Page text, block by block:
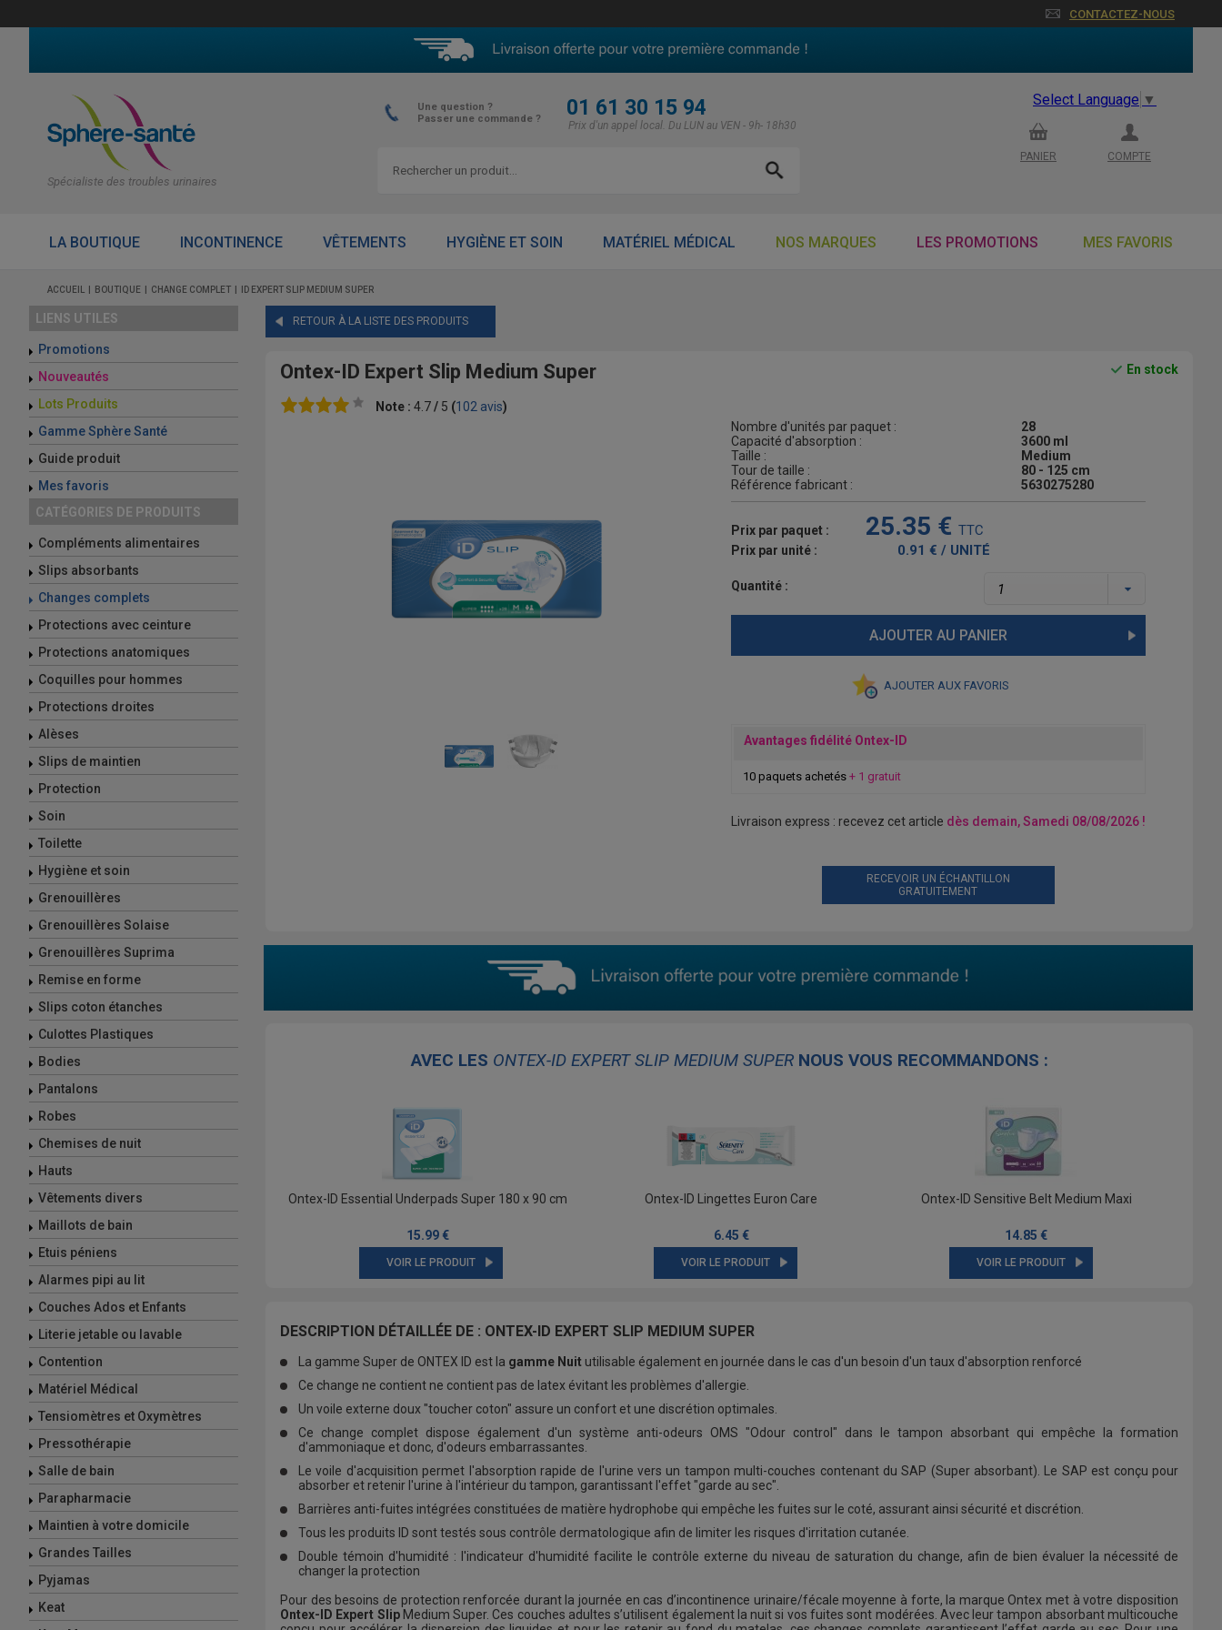
CONTACTEZ-NOUS
Spécialiste des troubles urinaires
Une question ?
Passer une commande ?
01 61 30 15 94
Prix d'un appel local. Du LUN au VEN - 9h- 18h30
Select Language ▼
PANIER COMPTE
LA BOUTIQUE INCONTINENCE VÊTEMENTS HYGIÈNE ET SOIN MATÉRIEL MÉDICAL NOS MARQUES LES PROMOTIONS MES FAVORIS
ACCUEIL BOUTIQUE CHANGE COMPLET ID EXPERT SLIP MEDIUM SUPER
LIENS UTILES
Promotions
Nouveautés
Lots Produits
Gamme Sphère Santé
Guide produit
Mes favoris
CATÉGORIES DE PRODUITS
Compléments alimentaires
Slips absorbants
Changes complets
Protections avec ceinture
Protections anatomiques
Coquilles pour hommes
Protections droites
Alèses
Slips de maintien
Protection
Soin
Toilette
Hygiène et soin
Grenouillères
Grenouillères Solaise
Grenouillères Suprima
Remise en forme
Slips coton étanches
Culottes Plastiques
Bodies
Pantalons
Robes
Chemises de nuit
Hauts
Vêtements divers
Maillots de bain
Etuis péniens
Alarmes pipi au lit
Couches Ados et Enfants
Literie jetable ou lavable
Contention
Matériel Médical
Tensiomètres et Oxymètres
Pressothérapie
Salle de bain
Parapharmacie
Maintien à votre domicile
Grandes Tailles
Pyjamas
Keat
RETOUR À LA LISTE DES PRODUITS
En stock
Ontex-ID Expert Slip Medium Super
Note : 4.7/ 5 (102 avis)
Nombre d'unités par paquet :
28
Capacité d'absorption :
3600 ml
Taille :
Medium
Tour de taille :
80 - 125 cm
Référence fabricant :
5630275280
Prix par paquet : 25.35 € TTC
Prix par unité : 0.91 € / UNITÉ
Quantité :
AJOUTER AU PANIER
AJOUTER AUX FAVORIS
Avantages fidélité Ontex-ID
10 paquets achetés + 1 gratuit
Livraison express : recevez cet article dès demain, Samedi 08/08/2026 !
RECEVOIR UN ÉCHANTILLON
GRATUITEMENT
AVEC LES ONTEX-ID EXPERT SLIP MEDIUM SUPERNOUS VOUS RECOMMANDONS :
Ontex-ID Essential Underpads Super 180 x 90 cm
15.99 €
VOIR LE PRODUIT
Ontex-ID Lingettes Euron Care
6.45 €
VOIR LE PRODUIT
Ontex-ID Sensitive Belt Medium Maxi
14.85 €
VOIR LE PRODUIT
DESCRIPTION DÉTAILLÉE DE : ONTEX-ID EXPERT SLIP MEDIUM SUPER
La gamme Super de ONTEX ID est la gamme Nuit utilisable également en journée dans le cas d'un besoin d'un taux d'absorption renforcé
Ce change ne contient ne contient pas de latex évitant les problèmes d'allergie.
Un voile externe doux "toucher coton" assure un confort et une discrétion optimales.
Ce change complet dispose également d'un système anti-odeurs OMS "Odour control" dans le tampon absorbant qui empêche la formation
d'ammoniaque et donc, d'odeurs embarrassantes.
Le voile d'acquisition permet l'absorption rapide de l'urine vers un tampon multi-couches contenant du SAP (Super absorbant). Le SAP est conçu pour
absorber et retenir l'urine à l'intérieur du tampon, garantissant l'effet "garde au sec".
Barrières anti-fuites intégrées constituées de matière hydrophobe qui empêche les fuites sur le coté, assurant ainsi sécurité et discrétion.
Tous les produits ID sont testés sous contrôle dermatologique afin de limiter les risques d'irritation cutanée.
Double témoin d'humidité : l'indicateur d'humidité facilite le contrôle externe du niveau de saturation du change, afin de bien évaluer la nécessité de
changer la protection
Pour des besoins de protection renforcée durant la journée en cas d’incontinence urinaire/fécale moyenne à forte, la marque Ontex met à votre disposition
Ontex-ID Expert SlipMedium Super. Ces couches adultes s’utilisent également la nuit si vos fuites sont modérées. Avec leur tampon absorbant multicouche